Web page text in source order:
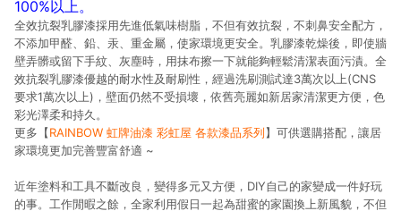
100%以上。
全效抗裂乳膠漆採用先進低氣味樹脂，不但有效抗裂，不刺鼻安全配方，
不添加甲醛、鉛、汞、重金屬，使家環境更安全。乳膠漆乾燥後，即使牆
壁弄髒或留下手紋、灰塵時，用抹布擦一下就能夠輕鬆清潔表面污漬。全
效抗裂乳膠漆優越的耐水性及耐刷性，經過洗刷測試達3萬次以上(CNS
要求1萬次以上)，壁面仍然不受損壞，依舊亮麗如新居家清潔更方便，色
彩光澤柔和持久。
更多【RAINBOW 虹牌油漆 彩虹屋 各款漆品系列】可供選購搭配，讓居
家環境更加完善豐富舒適 ~
近年塗料和工具不斷改良，變得多元又方便，DIY自己的家變成一件好玩
的事。工作閒暇之餘，全家利用假日一起為甜蜜的家園換上新風貌，不但